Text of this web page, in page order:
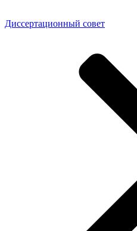
Диссертационный совет